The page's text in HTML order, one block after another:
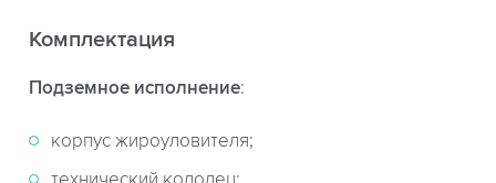
Комплектация
Подземное исполнение:
корпус жироуловителя;